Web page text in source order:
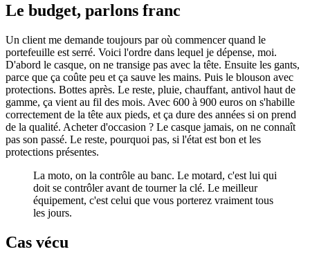
Le budget, parlons franc
Un client me demande toujours par où commencer quand le
portefeuille est serré. Voici l'ordre dans lequel je dépense, moi.
D'abord le casque, on ne transige pas avec la tête. Ensuite les gants,
parce que ça coûte peu et ça sauve les mains. Puis le blouson avec
protections. Bottes après. Le reste, pluie, chauffant, antivol haut de
gamme, ça vient au fil des mois. Avec 600 à 900 euros on s'habille
correctement de la tête aux pieds, et ça dure des années si on prend
de la qualité. Acheter d'occasion ? Le casque jamais, on ne connaît
pas son passé. Le reste, pourquoi pas, si l'état est bon et les
protections présentes.
La moto, on la contrôle au banc. Le motard, c'est lui qui
doit se contrôler avant de tourner la clé. Le meilleur
équipement, c'est celui que vous porterez vraiment tous
les jours.
Cas vécu